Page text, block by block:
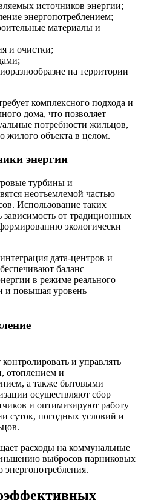
источников энергии;
энергопотреблением;
материалы и
и очистки;
на территории
комплексного подхода и
дома, что позволяет
потребности жильцов,
жилого объекта в целом.
энергии
турбины и
неотъемлемой частью
Использование таких
зависимость от традиционных
экологически
дата-центров и
баланс
в режиме реального
и повышая уровень
и управлять
отоплением и
а также бытовыми
осуществляют сбор
и оптимизируют работу
суток, погодных условий и
расходы на коммунальные
выбросов парниковых
энергопотребления.